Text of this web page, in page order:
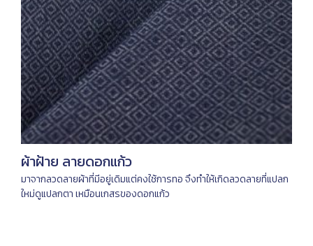
ผ้าฝ้าย ลายดอกแก้ว
มาจากลวดลายผ้าที่มีอยู่เดิมแต่คงใช้การทอ จึงทำให้เกิดลวดลายที่แปลก
ใหม่ดูแปลกตา เหมือนเกสรของดอกแก้ว